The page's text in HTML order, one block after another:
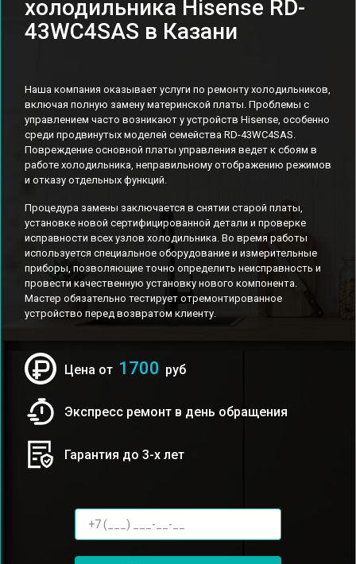
холодильника Hisense RD-
43WC4SAS в Казани
Наша компания оказывает услуги по ремонту холодильников,
включая полную замену материнской платы. Проблемы с
управлением часто возникают у устройств Hisense, особенно
среди продвинутых моделей семейства RD-43WC4SAS.
Повреждение основной платы управления ведет к сбоям в
работе холодильника, неправильному отображению режимов
и отказу отдельных функций.
Процедура замены заключается в снятии старой платы,
установке новой сертифицированной детали и проверке
исправности всех узлов холодильника. Во время работы
используется специальное оборудование и измерительные
приборы, позволяющие точно определить неисправность и
провести качественную установку нового компонента.
Мастер обязательно тестирует отремонтированное
устройство перед возвратом клиенту.
Цена от 1700 руб
Экспресс ремонт в день обращения
Гарантия до 3-х лет